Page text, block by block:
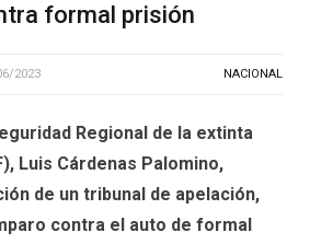
formal prisión
2023 NACIONAL
Regional de la extinta
Luis Cárdenas Palomino,
de un tribunal de apelación,
contra el auto de formal